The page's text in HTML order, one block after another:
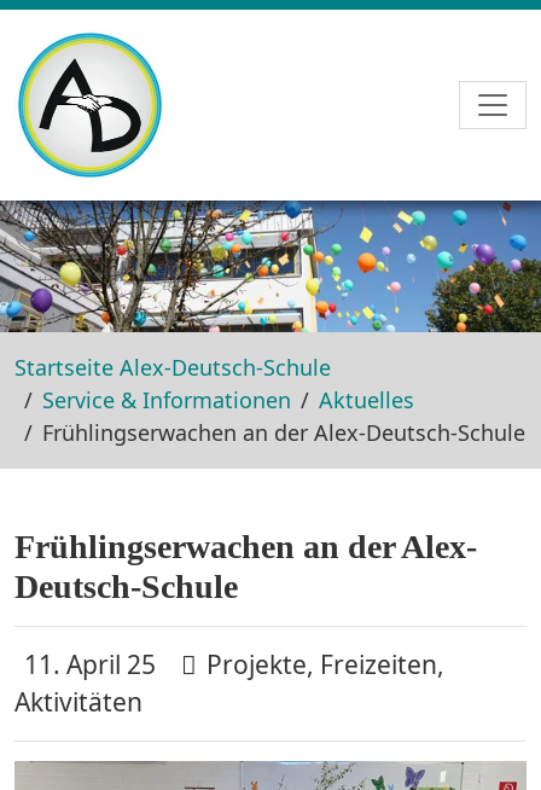
Skip to main navigation
Skip to main content
Skip to page footer
Startseite Alex-Deutsch-Schule
Service & Informationen
Aktuelles
Frühlingserwachen an der Alex-Deutsch-Schule
Frühlingserwachen an der Alex-
Deutsch-Schule
11. April 25
Projekte, Freizeiten,
Aktivitäten